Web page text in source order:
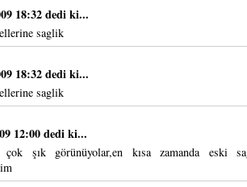
18:32 dedi ki...
saglik
18:32 dedi ki...
saglik
12:00 dedi ki...
şık görünüyolar,en kısa zamanda eski